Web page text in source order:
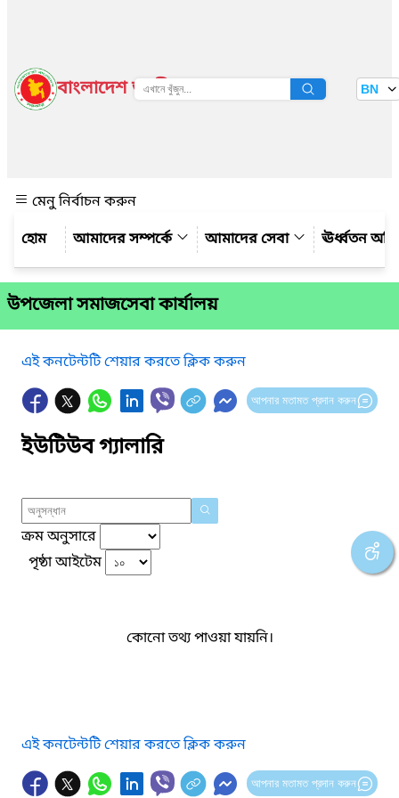
বাংলাদেশ জাতীয় তথ্য বাতায়ন BN
মেনু নির্বাচন করুন
আমাদের সম্পর্কে
আমাদের সেবা ঊর্ধ্বতন
উপজেলা সমাজসেবা কার্যালয়
এই কনটেন্টটি শেয়ার করতে ক্লিক করুন
আপনার মতামত প্রদান করুন
ইউটিউব গ্যালারি
ক্রম অনুসারে
পৃষ্ঠা আইটেম
কোনো তথ্য পাওয়া যায়নি।
এই কনটেন্টটি শেয়ার করতে ক্লিক করুন
আপনার মতামত প্রদান করুন